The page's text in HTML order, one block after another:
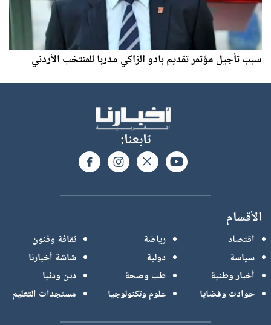
سبب تأجيل مؤتمر تقديم بادو الزاكي مدربا للمنتخب الأردني
تابعنا:
الأقسام
ثقافة وفنون
شاشة أخبارنا
دين ودنيا
مستجدات التعليم
رياضة
دولية
طب وصحة
علوم وتكنولوجيا
اقتصاد
سياسة
أخبار وطنية
حوادث وقضايا